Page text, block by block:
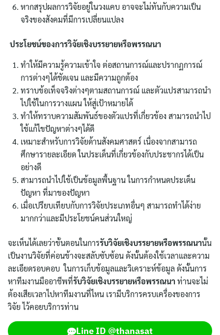
หากสรุปผลการวิจัยอยู่ในวงแคบ อาจจะไม่ทันกับความเป็น
จริงของสังคมที่มีการเปลี่ยนแปลง
ประโยชน์ของการวิจัยเชิงบรรยายหรือพรรณนา
ทำให้มีความรู้ความเข้าใจ ต่อสถานการณ์และปรากฏการณ์
การต่างๆได้ชัดเจน และมีความถูกต้อง
ทราบข้อเท็จจริงต่างๆตามสถานการณ์ และตัวแปรสามารถนำ
ไปใช้ในการวางแผน ให้สู่เป้าหมายได้
ทำให้ทราบความสัมพันธ์ของตัวแปรที่เกี่ยวข้อง สามารถนำไป
ใช้แก้ไขปัญหาต่างๆได้ดี
เหมาะสำหรับการวิจัยด้านสังคมศาสตร์ เนื่องจากสามารถ
ศึกษารายละเอียด ในประเด็นที่เกี่ยวข้องกับประชากรได้เป็น
อย่างดี
สามารถนำไปใช้เป็นข้อมูลพื้นฐาน ในการกำหนดประเด็น
ปัญหา ที่มาของปัญหา
เมื่อเปรียบเทียบกับการวิจัยประเภทอื่นๆ สามารถทำได้ง่าย
มากกว่าและมีประโยชน์คนส่วนใหญ่
จะเห็นได้เลยว่าขั้นตอนในการรับวิจัยเชิงบรรยายหรือพรรณนานั้น
เป็นงานวิจัยที่ค่อนข้างจะสลับซับซ้อน ดังนั้นต้องใช้เวลาและความ
ละเอียดรอบคอบ ในการเก็บข้อมูลและวิเคราะห์ข้อมูล ดังนั้นการ
หาทีมงานมืออาชีพที่รับวิจัยเชิงบรรยายหรือพรรณนาท่านจะไม่
ต้องเสียเวลาไปหาทีมงานที่ไหน เรามีบริการครบเครื่องของการ
วิจัย ไว้คอยบริการท่าน
Line ID @thanasat